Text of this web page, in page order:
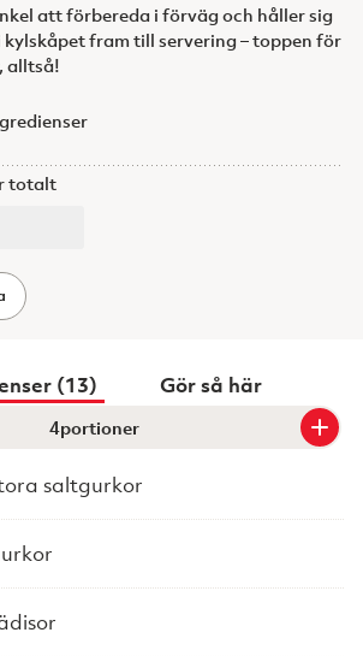
att förbereda i förväg och håller sig
fram till servering – toppen för
alltså!
totalt
(13) Gör så här
portioner
saltgurkor